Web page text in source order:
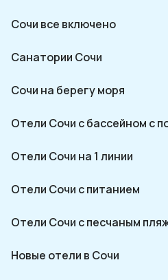
Сочи все включено
Санатории Сочи
Сочи на берегу моря
Отели Сочи с бассейном с
Отели Сочи на 1 линии
Отели Сочи с питанием
Отели Сочи с песчаным
Новые отели в Сочи